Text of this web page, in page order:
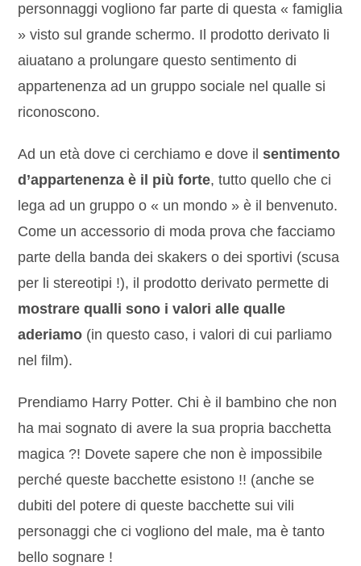
personnaggi vogliono far parte di questa « famiglia
» visto sul grande schermo. Il prodotto derivato li
aiuatano a prolungare questo sentimento di
appartenenza ad un gruppo sociale nel qualle si
riconoscono.
Ad un età dove ci cerchiamo e dove ilsentimento
d’appartenenza è il più forte, tutto quello che ci
lega ad un gruppo o « un mondo » è il benvenuto.
Come un accessorio di moda prova che facciamo
parte della banda dei skakers o dei sportivi (scusa
per li stereotipi !), il prodotto derivato permette di
mostrare qualli sono i valori alle qualle
aderiamo (in questo caso, i valori di cui parliamo
nel film).
Prendiamo Harry Potter. Chi è il bambino che non
ha mai sognato di avere la sua propria bacchetta
magica ?! Dovete sapere che non è impossibile
perché queste bacchette esistono !! (anche se
dubiti del potere di queste bacchette sui vili
personaggi che ci vogliono del male, ma è tanto
bello sognare !